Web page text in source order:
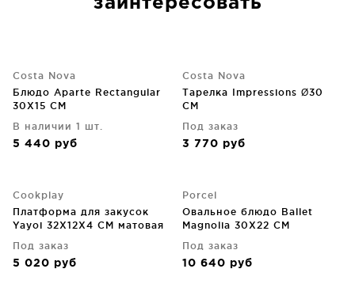
Costa Nova
Блюдо Aparte Rectangular
30X15 CM
В наличии 1 шт.
5 440 руб
Costa Nova
Тарелка Impressions Ø30
CM
Под заказ
3 770 руб
Cookplay
Платформа для закусок
Yayoi 32X12X4 CM матовая
Под заказ
5 020 руб
Porcel
Овальное блюдо Ballet
Magnolia 30X22 CM
Под заказ
10 640 руб